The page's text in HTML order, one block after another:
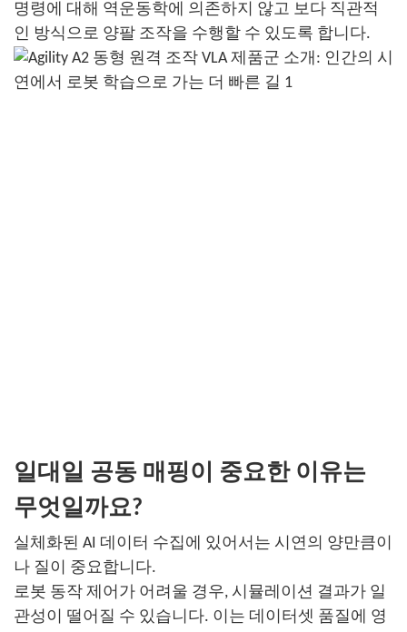
명령에 대해 역운동학에 의존하지 않고 보다 직관적
인 방식으로 양팔 조작을 수행할 수 있도록 합니다.
일대일 공동 매핑이 중요한 이유는
무엇일까요?
실체화된 AI 데이터 수집에 있어서는 시연의 양만큼이
나 질이 중요합니다.
로봇 동작 제어가 어려울 경우, 시뮬레이션 결과가 일
관성이 떨어질 수 있습니다. 이는 데이터셋 품질에 영